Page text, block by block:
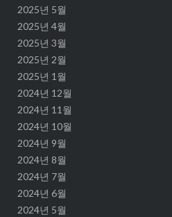
2025년 5월
2025년 4월
2025년 3월
2025년 2월
2025년 1월
2024년 12월
2024년 11월
2024년 10월
2024년 9월
2024년 8월
2024년 7월
2024년 6월
2024년 5월